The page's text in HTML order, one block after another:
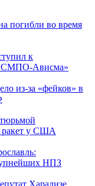
погибли во время
к
Ависма»
из-за «фейков» в
ракет у США
НПЗ
Харадизе